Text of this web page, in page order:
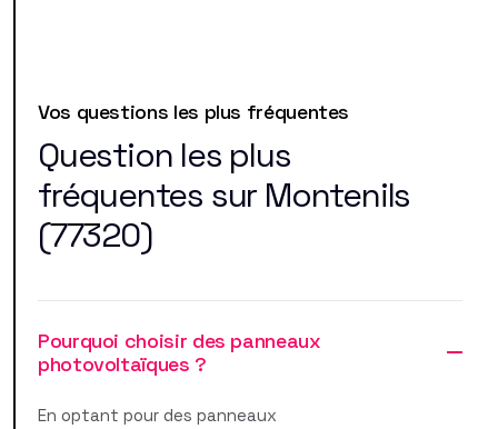
Vos questions les plus fréquentes
Question les plus
fréquentes sur Montenils
(77320)
Pourquoi choisir des panneaux
photovoltaïques ?
En optant pour des panneaux